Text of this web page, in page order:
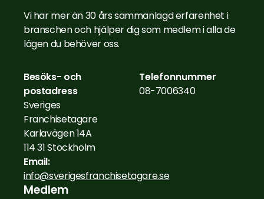
Vi har mer än 30 års sammanlagd erfarenhet i
branschen och hjälper dig som medlem i alla de
lägen du behöver oss.
Besöks- och
postadress
Sveriges
Franchisetagare
Karlavägen 14A
114 31 Stockholm
Email:
info@sverigesfranchisetagare.se
Telefonnummer
08-7006340
Medlem